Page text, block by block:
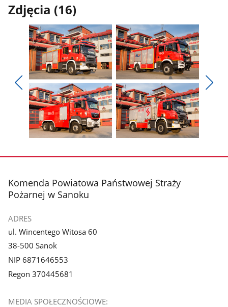
Zdjęcia (16)
Pokaż
poprzednie
zdjęcia
Pokaż
zdjęcie
1
z
galerii.
Pokaż
zdjęcie
2
z
galerii.
zdjęcie
galerii.
zdjęcie
galerii.
stopka
Komenda Powiatowa Państwowej Straży
Pożarnej w Sanoku
ADRES
ul. Wincentego Witosa 60
38-500 Sanok
NIP 6871646553
Regon 370445681
MEDIA SPOŁECZNOŚCIOWE: